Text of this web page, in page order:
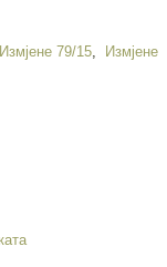
Измјене 79/15,
Измјене